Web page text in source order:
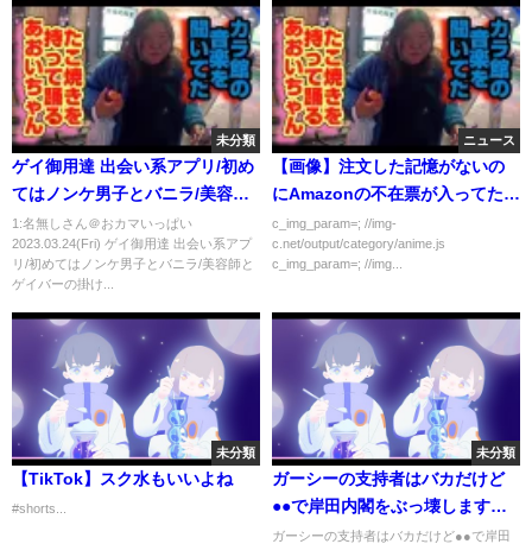
未分類
ゲイ御用達 出会い系アプリ/初め
てはノンケ男子とバニラ/美容師
とゲイバーの掛け持ち/
1:名無しさん＠おカマいっぱい
2023.03.24(Fri) ゲイ御用達 出会い系アプ
リ/初めてはノンケ男子とバニラ/美容師と
ゲイバーの掛け...
ニュース
【画像】注文した記憶がないの
にAmazonの不在票が入ってたん
だが
c_img_param=; //img-
c.net/output/category/anime.js
c_img_param=; //img...
未分類
【TikTok】スク水もいいよね
#shorts...
未分類
ガーシーの支持者はバカだけど
●●で岸田内閣をぶっ壊します！
【ホリエモン 切り抜き 堀江貴文
ガーシーの支持者はバカだけど●●で岸田